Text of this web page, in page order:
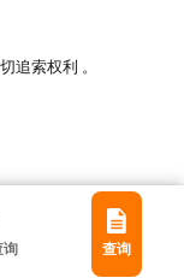
询 查询
追索权利 。